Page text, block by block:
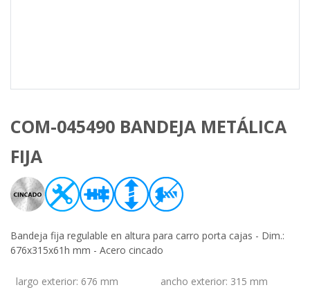
COM-045490 BANDEJA METÁLICA
FIJA
Bandeja fija regulable en altura para carro porta cajas - Dim.:
676x315x61h mm - Acero cincado
largo exterior: 676 mm ancho exterior: 315 mm